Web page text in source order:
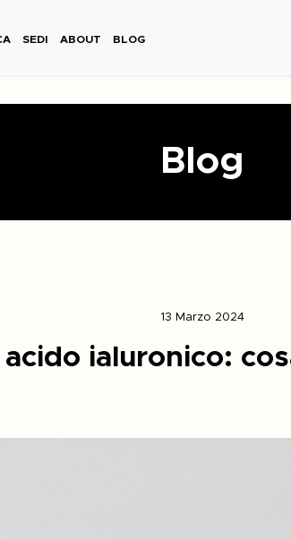
SEDI ABOUT BLOG
Blog
13 Marzo 2024
acido ialuronico: